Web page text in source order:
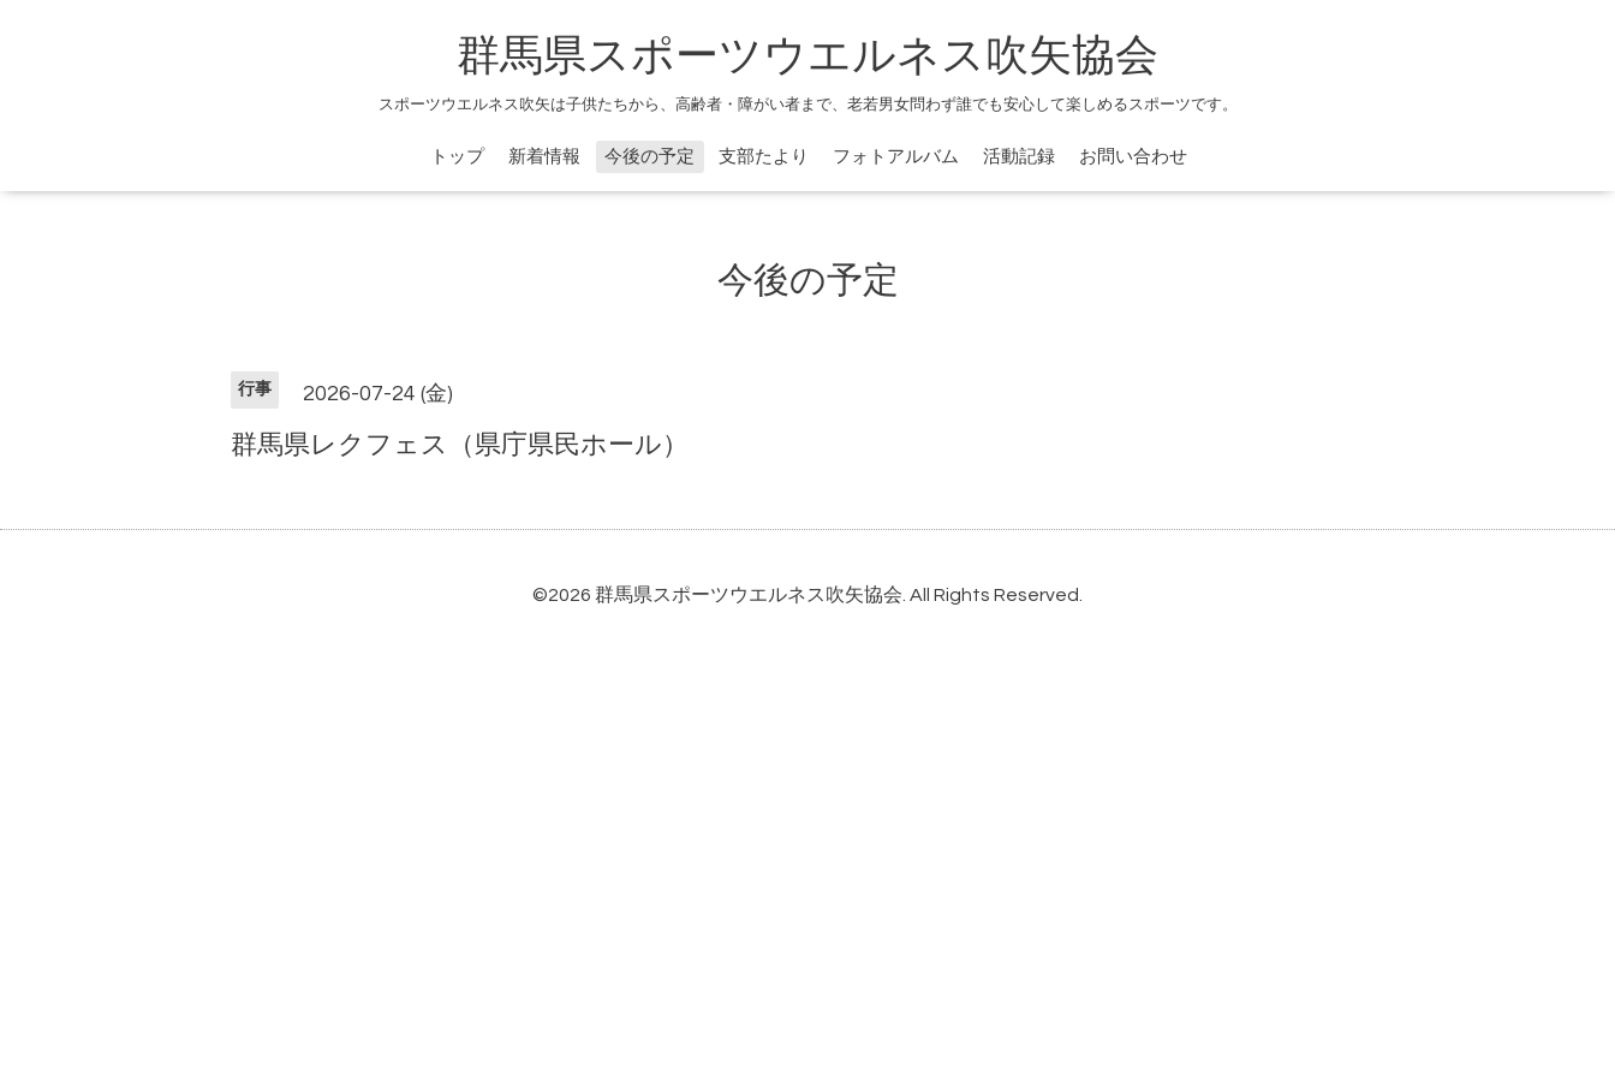
群馬県スポーツウエルネス吹矢協会
スポーツウエルネス吹矢は子供たちから、高齢者・障がい者まで、老若男女問わず誰でも安心して楽しめるスポーツです。
トップ 新着情報 今後の予定 支部たより フォトアルバム 活動記録 お問い合わせ
今後の予定
行事 2026-07-24 (金)
群馬県レクフェス（県庁県民ホール）
©2026 群馬県スポーツウエルネス吹矢協会. All Rights Reserved.